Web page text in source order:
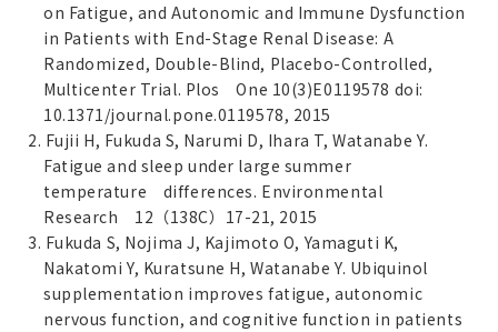
on Fatigue, and Autonomic and Immune Dysfunction
in Patients with End-Stage Renal Disease: A
Randomized, Double-Blind, Placebo-Controlled,
Multicenter Trial. Plos One 10(3)E0119578 doi:
10.1371/journal.pone.0119578, 2015
2. Fujii H, Fukuda S, Narumi D, Ihara T, Watanabe Y.
Fatigue and sleep under large summer
temperature differences. Environmental
Research 12（138C）17-21, 2015
3. Fukuda S, Nojima J, Kajimoto O, Yamaguti K,
Nakatomi Y, Kuratsune H, Watanabe Y. Ubiquinol
supplementation improves fatigue, autonomic
nervous function, and cognitive function in patients